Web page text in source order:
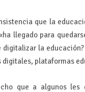
que la
llegado para
digitalizar la
digitales, plataformas
que a algunos